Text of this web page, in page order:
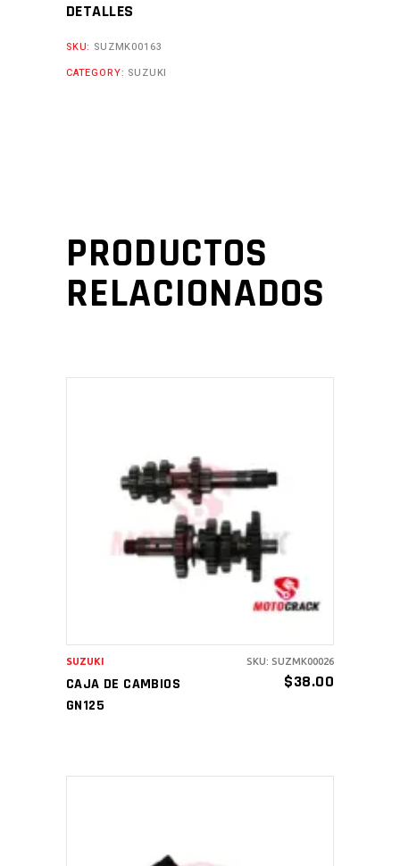
DETALLES
SKU: SUZMK00163
CATEGORY: SUZUKI
PRODUCTOS
RELACIONADOS
AÑADIR AL CARRITO
CAJA DE CAMBIOS
GN125
$38.00
SUZUKI SKU: SUZMK00026